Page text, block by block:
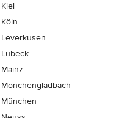
Kiel
Köln
Leverkusen
Lübeck
Mainz
Mönchen­gladbach
München